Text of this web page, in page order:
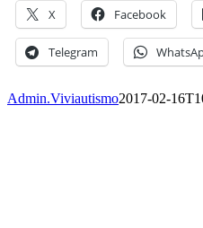
X Facebook
Telegram
Admin.Viviautismo2017-02-